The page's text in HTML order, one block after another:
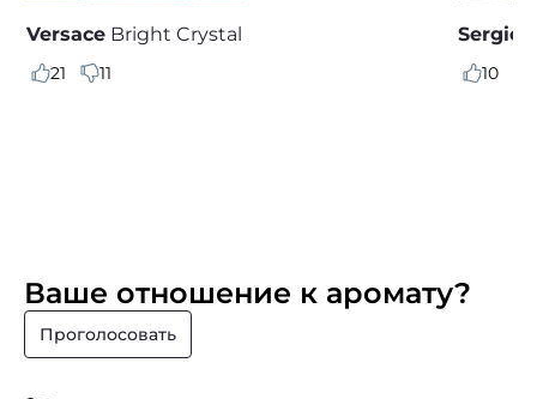
Versace Bright Crystal
21 11
Sergio
10
Ваше отношение к аромату?
Проголосовать